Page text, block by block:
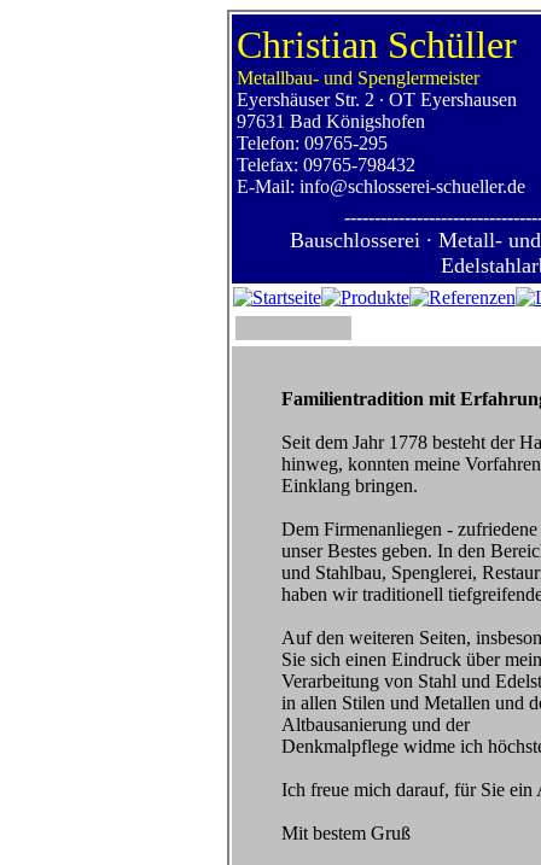
Christian Schüller
Metallbau- und Spenglermeister
Eyershäuser Str. 2 ∙ OT Eyershausen
97631 Bad Königshofen
Telefon: 09765-295
Telefax: 09765-798432
E-Mail: info@schlosserei-schueller.de
Bauschlosserei ∙ Metall-
Familientradition mit
Seit dem Jahr 1778 besteht der
hinweg, konnten meine
Einklang bringen.
Dem Firmenanliegen -
unser Bestes geben. In den
und Stahlbau, Spenglerei,
haben wir traditionell
Auf den weiteren Seiten,
Sie sich einen Eindruck über
Verarbeitung von Stahl und
in allen Stilen und Metallen und
Altbausanierung und der
Denkmalpflege widme ich
Ich freue mich darauf, für Sie ein
Mit bestem Gruß